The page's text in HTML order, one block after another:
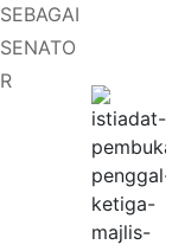
SEBAGAI
SENATO
R